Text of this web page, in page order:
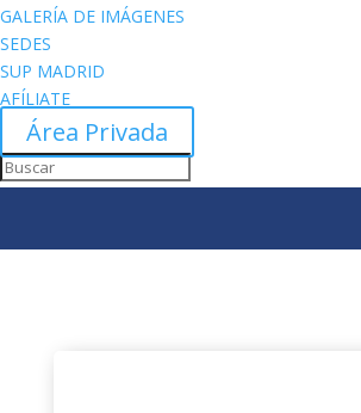
GALERÍA DE IMÁGENES
SEDES
SUP MADRID
AFÍLIATE
Área Privada